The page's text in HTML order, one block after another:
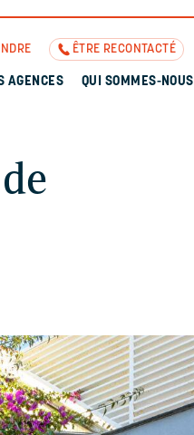
ÊTRE RECONTACTÉ
AGENCES QUI SOMMES-NOUS